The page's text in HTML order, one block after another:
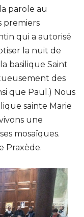
parole au
premiers
qui a autorisé
la nuit de
basilique Saint
des
que Paul.) Nous
sainte Marie
une
mosaïques.
Praxède.